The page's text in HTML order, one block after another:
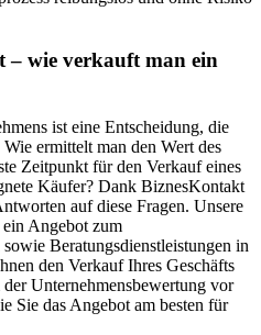
– wie verkauft man ein
ist eine Entscheidung, die
ermittelt man den Wert des
Zeitpunkt für den Verkauf eines
Käufer? Dank BiznesKontakt
auf diese Fragen. Unsere
Angebot zum
Beratungsdienstleistungen in
den Verkauf Ihres Geschäfts
Unternehmensbewertung vor
Sie das Angebot am besten für